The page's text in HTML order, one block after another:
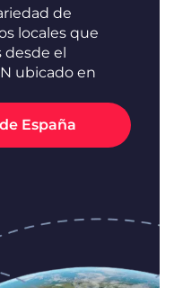
de
locales que
el
ubicado en
España